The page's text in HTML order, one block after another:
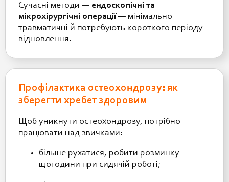
Сучасні методи — ендоскопічні та
мікрохірургічні операції— мінімально
травматичні й потребують короткого періоду
відновлення.
Профілактика остеохондрозу: як
зберегти хребет здоровим
Щоб уникнути остеохондрозу, потрібно
працювати над звичками:
більше рухатися, робити розминку
щогодини при сидячій роботі;